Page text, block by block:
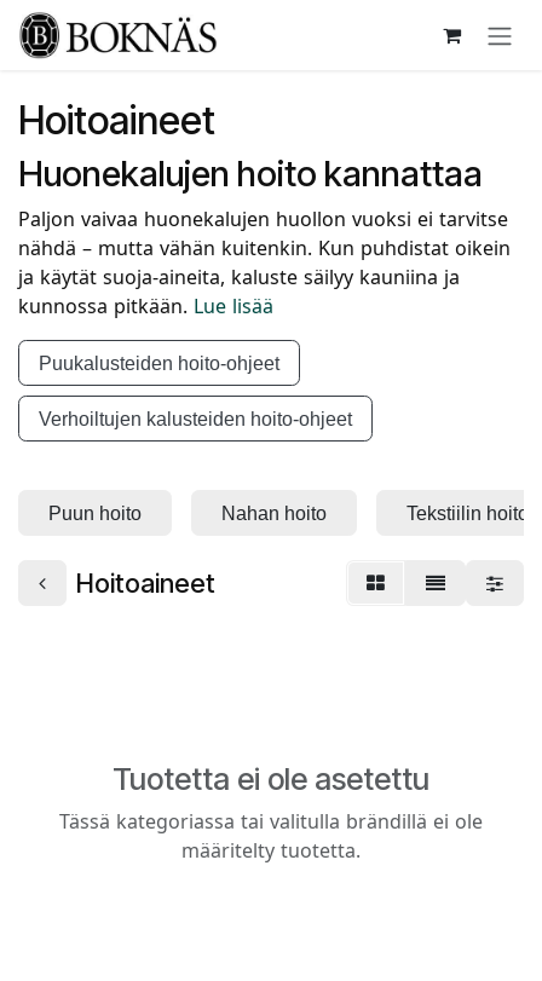
Siirry sisältöön
Hoitoaineet
Huonekalujen hoito kannattaa
Paljon vaivaa huonekalujen huollon vuoksi ei tarvitse
nähdä – mutta vähän kuitenkin. Kun puhdistat oikein
ja käytät suoja-aineita, kaluste säilyy kauniina ja
kunnossa pitkään. Lue lisää
Puukalusteiden hoito-ohjeet
Verhoiltujen kalusteiden hoito-ohjeet
Puun hoito Nahan hoito Tekstiilin hoito
Hoitoaineet
Tuotetta ei ole asetettu
Tässä kategoriassa tai valitulla brändillä ei ole
määritelty tuotetta.